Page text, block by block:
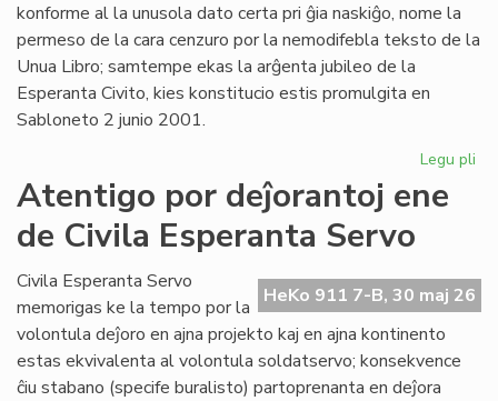
konforme al la unusola dato certa pri ĝia naskiĝo, nome la
permeso de la cara cenzuro por la nemodifebla teksto de la
Unua Libro; samtempe ekas la arĝenta jubileo de la
Esperanta Civito, kies konstitucio estis promulgita en
Sabloneto 2 junio 2001.
Legu pli
Atentigo por deĵorantoj ene
de Civila Esperanta Servo
HeKo 911 7-B, 30 maj 26
Civila Esperanta Servo
memorigas ke la tempo por la
volontula deĵoro en ajna projekto kaj en ajna kontinento
estas ekvivalenta al volontula soldatservo; konsekvence
ĉiu stabano (specife buralisto) partoprenanta en deĵora